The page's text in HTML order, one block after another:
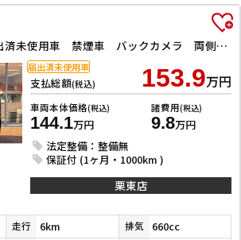
ベースグレード 届出済未使用車 禁煙車 バックカメラ 両側スライド・片側電動 クリアランスソナー オートクルーズコントロール レーンアシスト オートライト スマートキー アイドリングストップ シートヒーター
支払総額(税込) 153.9万円
車両本体価格(税込)
144.1万円
諸費用(税込)
9.8万円
法定整備：整備無
保証付 (1ヶ月・1000km )
届出済未使用車
栗東店
走行 6km 排気 660cc